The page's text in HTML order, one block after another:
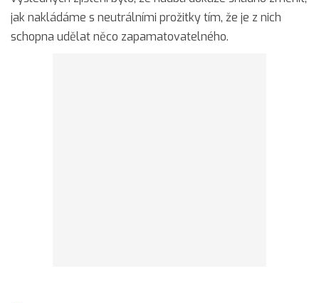
jak nakládáme s neutrálními prožitky tím, že je z nich
schopna udělat něco zapamatovatelného.